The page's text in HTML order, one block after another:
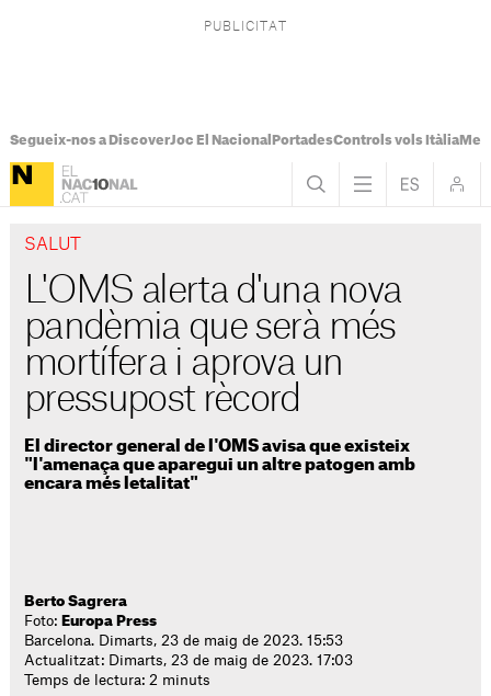
Segueix-nos a DiscoverJoc El Nacional PortadesControls vols Itàlia
SALUT
L'OMS alerta d'una nova
pandèmia que serà més
mortífera i aprova un
pressupost rècord
El director general de l'OMS avisa que existeix
"l'amenaça que aparegui un altre patogen amb
encara més letalitat"
Berto Sagrera
Foto: Europa Press
Barcelona. Dimarts, 23 de maig de 2023. 15:53
Actualitzat: Dimarts, 23 de maig de 2023. 17:03
Temps de lectura: 2 minuts